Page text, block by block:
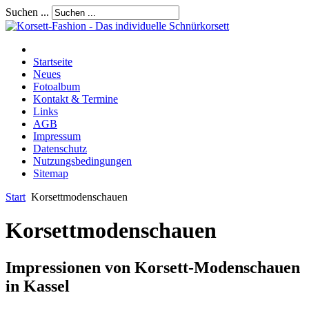
Suchen ...
Startseite
Neues
Fotoalbum
Kontakt & Termine
Links
AGB
Impressum
Datenschutz
Nutzungsbedingungen
Sitemap
Start Korsettmodenschauen
Korsettmodenschauen
Impressionen von Korsett-Modenschauen
in Kassel